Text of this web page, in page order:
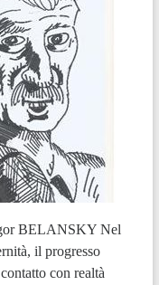
BELANSKY Nel
il progresso
con realtà